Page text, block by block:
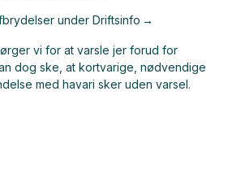
under Driftsinfo
vi for at varsle jer forud for
dog ske, at kortvarige, nødvendige
med havari sker uden varsel.